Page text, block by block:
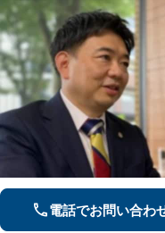
電話でお問い合わ